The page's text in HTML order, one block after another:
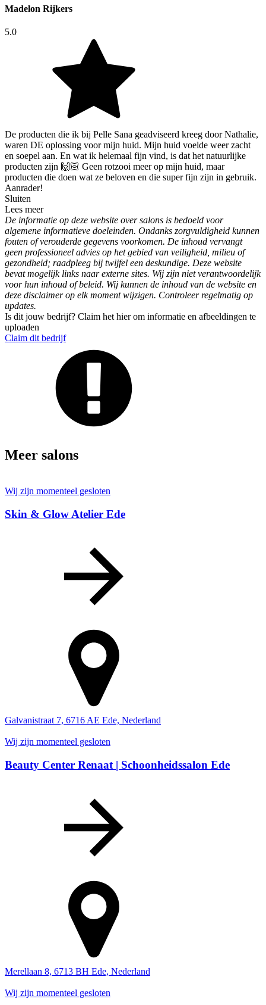
Madelon Rijkers
5.0
De producten die ik bij Pelle Sana geadviseerd kreeg door Nathalie,
waren DE oplossing voor mijn huid. Mijn huid voelde weer zacht
en soepel aan. En wat ik helemaal fijn vind, is dat het natuurlijke
producten zijn 🙌🏻 Geen rotzooi meer op mijn huid, maar
producten die doen wat ze beloven en die super fijn zijn in gebruik.
Aanrader!
Sluiten
Lees meer
De informatie op deze website over salons is bedoeld voor
algemene informatieve doeleinden. Ondanks zorgvuldigheid kunnen
fouten of verouderde gegevens voorkomen. De inhoud vervangt
geen professioneel advies op het gebied van veiligheid, milieu of
gezondheid; raadpleeg bij twijfel een deskundige. Deze website
bevat mogelijk links naar externe sites. Wij zijn niet verantwoordelijk
voor hun inhoud of beleid. Wij kunnen de inhoud van de website en
deze disclaimer op elk moment wijzigen. Controleer regelmatig op
updates.
Is dit jouw bedrijf? Claim het hier om informatie en afbeeldingen te
uploaden
Claim dit bedrijf
Meer salons
Wij zijn momenteel gesloten
Skin & Glow Atelier Ede
Galvanistraat 7, 6716 AE Ede, Nederland
Wij zijn momenteel gesloten
Beauty Center Renaat | Schoonheidssalon Ede
Merellaan 8, 6713 BH Ede, Nederland
Wij zijn momenteel gesloten